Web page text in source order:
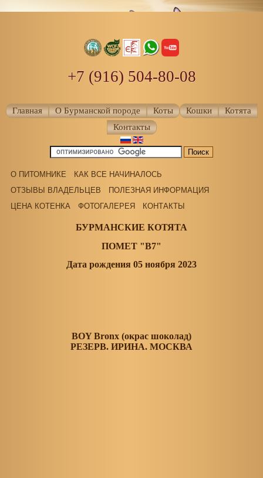
+7 (916) 504-80-08
Главная О Бурманской породе Коты Кошки
Котята
Контакты
О ПИТОМНИКЕ
КАК ВСЕ НАЧИНАЛОСЬ
ОТЗЫВЫ ВЛАДЕЛЬЦЕВ
ПОЛЕЗНАЯ ИНФОРМАЦИЯ
ЦЕНА КОТЕНКА
ФОТОГАЛЕРЕЯ КОНТАКТЫ
БУРМАНСКИЕ КОТЯТА
ПОМЕТ "В7"
Дата рождения 05 ноября 2023
BOY Bronx (окрас шоколад)
РЕЗЕРВ. ИРИНА. МОСКВА